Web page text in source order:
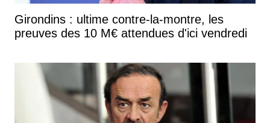
Girondins : ultime contre-la-montre, les
preuves des 10 M€ attendues d'ici vendredi